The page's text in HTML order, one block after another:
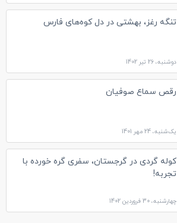
تنگه رغز، بهشتی در دل کوه‌های فارس
دوشنبه، 26 تیر 1402
رقص سماع صوفیان
یک‌شنبه، 24 مهر 1401
کوله گردی در گرجستان، سفری گره خورده با
تجربه!
چهارشنبه، 30 فروردین 1402